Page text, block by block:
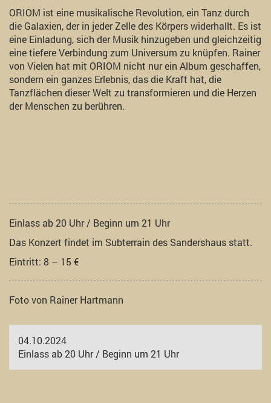
ORIOM ist eine musikalische Revolution, ein Tanz durch
die Galaxien, der in jeder Zelle des Körpers widerhallt. Es ist
eine Einladung, sich der Musik hinzugeben und gleichzeitig
eine tiefere Verbindung zum Universum zu knüpfen. Rainer
von Vielen hat mit ORIOM nicht nur ein Album geschaffen,
sondern ein ganzes Erlebnis, das die Kraft hat, die
Tanzflächen dieser Welt zu transformieren und die Herzen
der Menschen zu berühren.
Einlass ab 20 Uhr / Beginn um 21 Uhr
Das Konzert findet im Subterrain des Sandershaus statt.
Eintritt: 8 – 15 €
Foto von Rainer Hartmann
04.10.2024
Einlass ab 20 Uhr / Beginn um 21 Uhr